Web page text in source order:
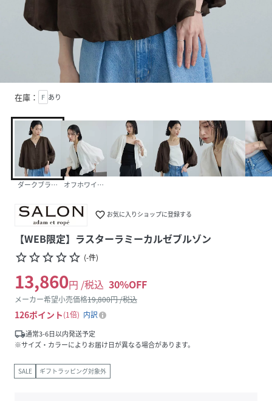
在庫： F あり
ダークブラウン（20）オフホワイト（15）
favorite_border お気に入りショップに登録する
【WEB限定】ラスターラミーカルゼブルゾン
star_borderstar_borderstar_borderstar_borderstar_border (-件)
13,860円 /税込 30%OFF
メーカー希望小売価格19,800円 /税込
126ポイント 1倍
内訳
local_shipping通常3-6日以内発送予定
※サイズ・カラーによりお届け日が異なる場合があります。
SALE ギフトラッピング対象外